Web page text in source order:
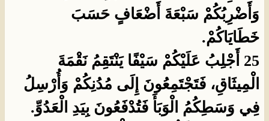
وَأَضْرِبُكُمْ سَبْعَةَ أَضْعَافٍ حَسَبَ
خَطَايَاكُمْ.
25 أَجْلِبُ عَلَيْكُمْ سَيْفًا يَنْتَقِمُ نَقْمَةَ
الْمِيثَاقِ، فَتَجْتَمِعُونَ إِلَى مُدُنِكُمْ وَأُرْسِلُ
فِي وَسَطِكُمُ الْوَبَأَ فَتُدْفَعُونَ بِيَدِ الْعَدُوِّ.